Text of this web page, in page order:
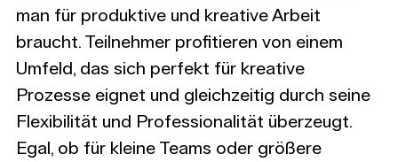
man für produktive und kreative Arbeit
braucht. Teilnehmer profitieren von einem
Umfeld, das sich perfekt für kreative
Prozesse eignet und gleichzeitig durch seine
Flexibilität und Professionalität überzeugt.
Egal, ob für kleine Teams oder größere